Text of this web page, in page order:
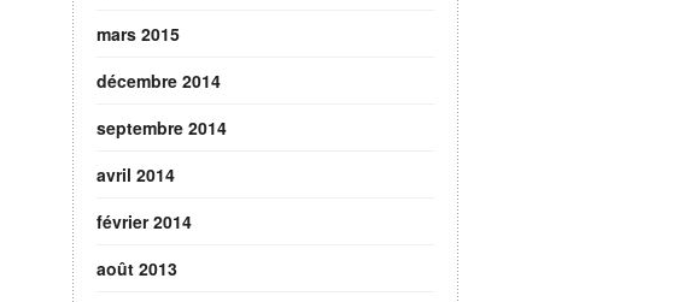
mars 2015
décembre 2014
septembre 2014
avril 2014
février 2014
août 2013